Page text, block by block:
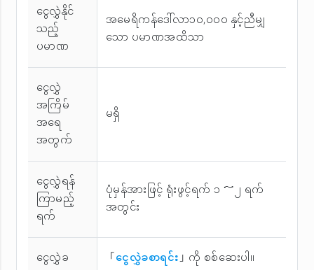
ငွေလွှဲနိုင်
သည့်
ပမာဏ
အမေရိကန်ဒေါ်လာ၁၀,၀၀၀ နှင့်ညီမျှ
သော ပမာဏအထိသာ
ငွေလွှဲ
အကြိမ်
အ‌ရေ
အတွက်
မရှိ
ငွေလွှဲရန်
ကြာမည့်
ရက်
ပုံမှန်အားဖြင့် ရုံးဖွင့်ရက် ၁ ～၂ ရက်
အတွင်း
ငွေလွှဲခ 「ငွေလွှဲခစာရင်း」ကို စစ်ဆေးပါ။